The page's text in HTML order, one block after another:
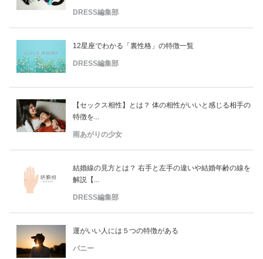
DRESS編集部
12星座でわかる「裏性格」の特徴一覧
DRESS編集部
【セックス相性】とは？ 体の相性がいいと感じる相手の
特徴を...
雨あがりの少女
結婚線の見方とは？ 右手と左手の違いや結婚年齢の線を
解説【...
DRESS編集部
運がいい人には５つの特徴がある
バニー